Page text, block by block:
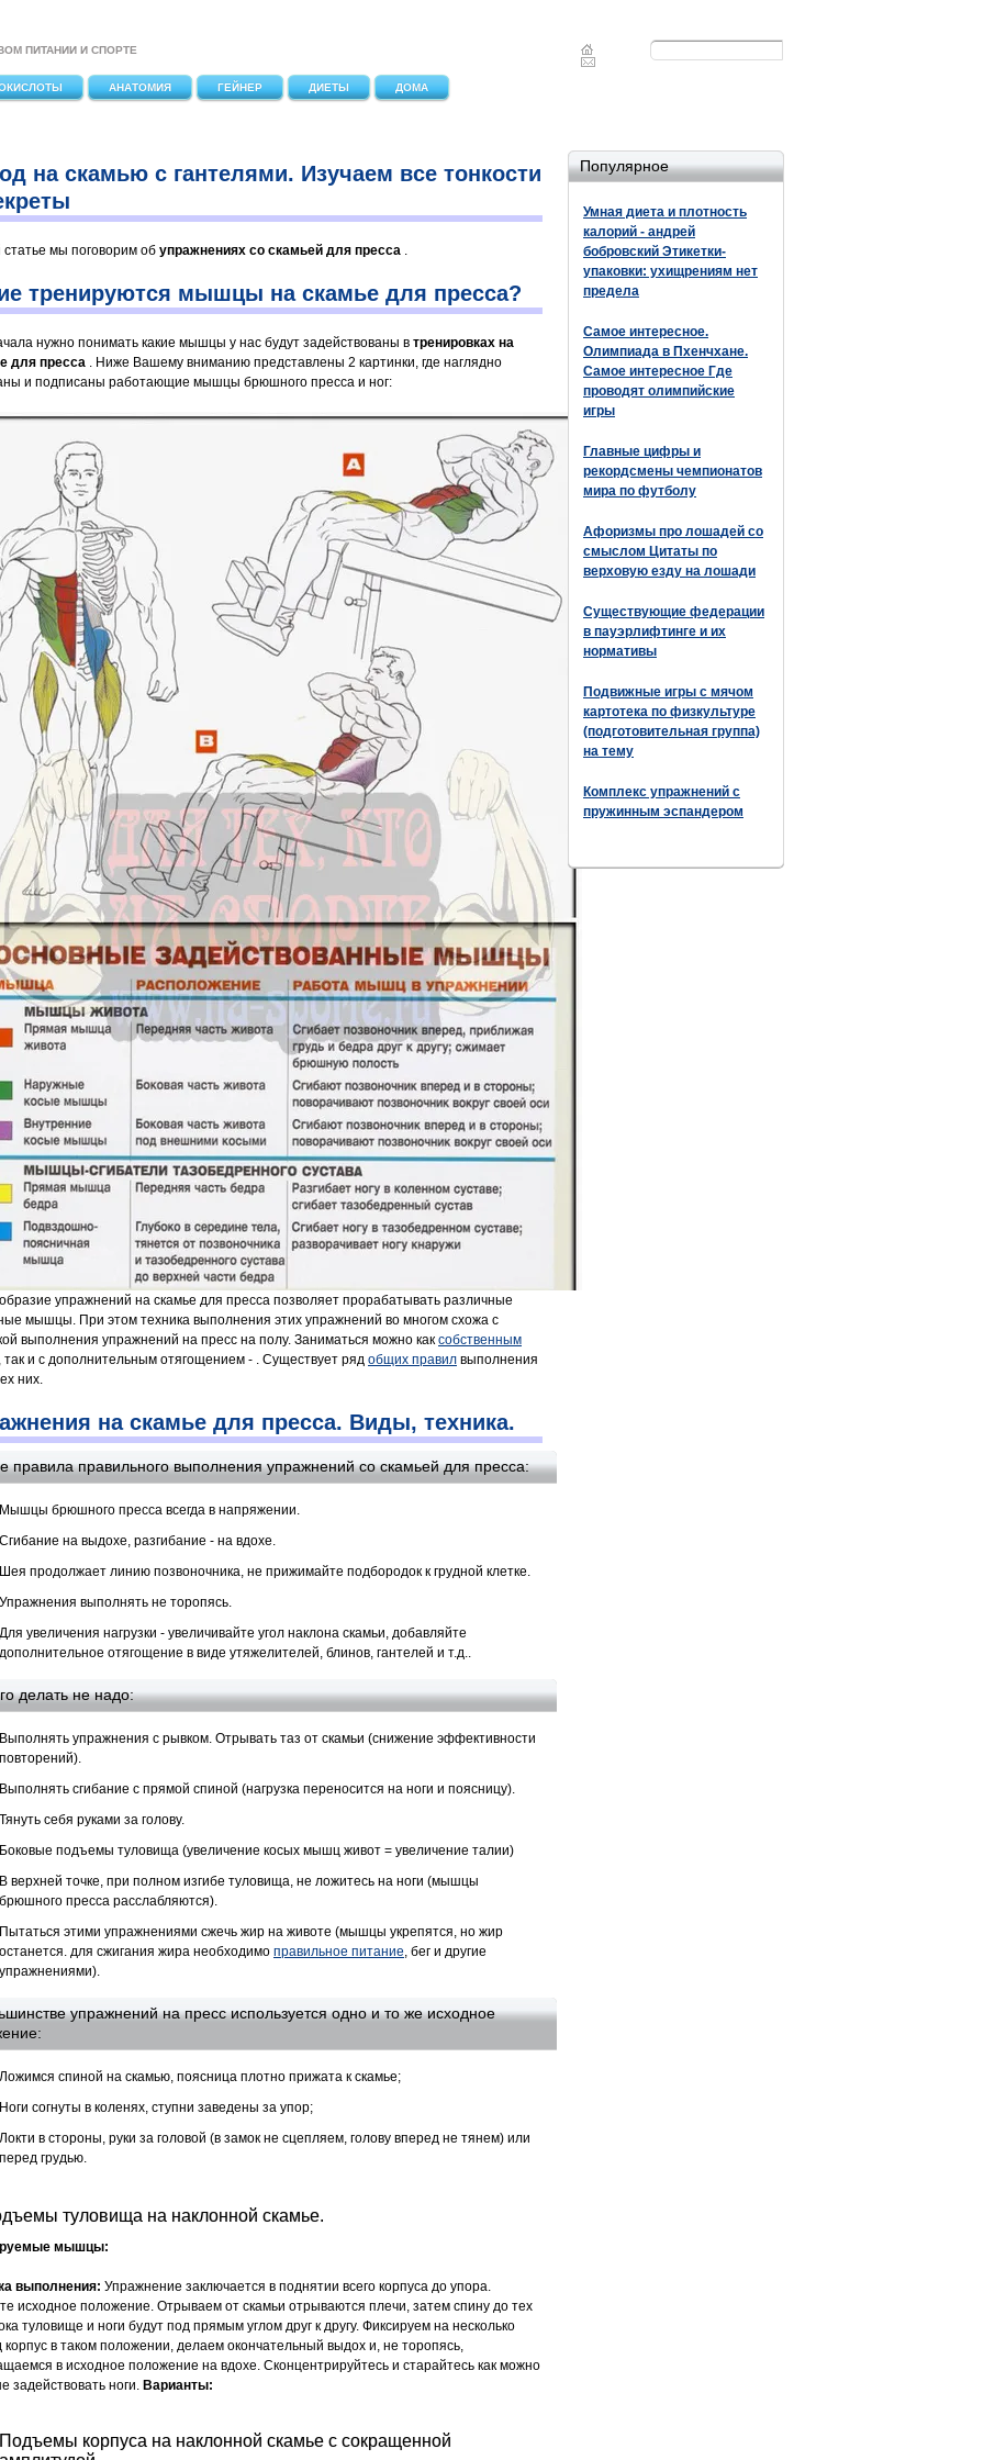
Форма
Поиск
ПИТАНИИ И СПОРТЕ
АНАТОМИЯ ГЕЙНЕР ДИЕТЫ ДОМА
Популярное
Умная диета и плотность
калорий - андрей
бобровский Этикетки-
упаковки: ухищрениям нет
предела
Самое интересное.
Олимпиада в Пхенчхане.
Самое интересное Где
проводят олимпийские
игры
Главные цифры и
рекордсмены чемпионатов
мира по футболу
Афоризмы про лошадей со
смыслом Цитаты по
верховую езду на лошади
Существующие федерации
в пауэрлифтинге и их
нормативы
Подвижные игры с мячом
картотека по физкультуре
(подготовительная группа)
на тему
Комплекс упражнений с
пружинным эспандером
на скамью с гантелями. Изучаем все тонкости
статье мы поговорим об упражнениях со скамьей для пресса .
тренируются мышцы на скамье для пресса?
нужно понимать какие мышцы у нас будут задействованы в тренировках на
для пресса . Ниже Вашему вниманию представлены 2 картинки, где наглядно
и подписаны работающие мышцы брюшного пресса и ног:
упражнений на скамье для пресса позволяет прорабатывать различные
мышцы. При этом техника выполнения этих упражнений во многом схожа с
выполнения упражнений на пресс на полу. Заниматься можно как собственным
, так и с дополнительным отягощением - . Существует ряд общих правил выполнения
них.
на скамье для пресса. Виды, техника.
правила правильного выполнения упражнений со скамьей для пресса:
Мышцы брюшного пресса всегда в напряжении.
Сгибание на выдохе, разгибание - на вдохе.
Шея продолжает линию позвоночника, не прижимайте подбородок к грудной клетке.
Упражнения выполнять не торопясь.
Для увеличения нагрузки - увеличивайте угол наклона скамьи, добавляйте
дополнительное отягощение в виде утяжелителей, блинов, гантелей и т.д..
делать не надо:
Выполнять упражнения с рывком. Отрывать таз от скамьи (снижение эффективности
повторений).
Выполнять сгибание с прямой спиной (нагрузка переносится на ноги и поясницу).
Тянуть себя руками за голову.
Боковые подъемы туловища (увеличение косых мышц живот = увеличение талии)
В верхней точке, при полном изгибе туловища, не ложитесь на ноги (мышцы
брюшного пресса расслабляются).
Пытаться этими упражнениями сжечь жир на животе (мышцы укрепятся, но жир
останется. для сжигания жира необходимо правильное питание, бег и другие
упражнениями).
упражнений на пресс используется одно и то же исходное
Ложимся спиной на скамью, поясница плотно прижата к скамье;
Ноги согнуты в коленях, ступни заведены за упор;
Локти в стороны, руки за головой (в замок не сцепляем, голову вперед не тянем) или
перед грудью.
туловища на наклонной скамье.
мышцы:
выполнения: Упражнение заключается в поднятии всего корпуса до упора.
исходное положение. Отрываем от скамьи отрываются плечи, затем спину до тех
туловище и ноги будут под прямым углом друг к другу. Фиксируем на несколько
корпус в таком положении, делаем окончательный выдох и, не торопясь,
в исходное положение на вдохе. Сконцентрируйтесь и старайтесь как можно
задействовать ноги. Варианты:
Подъемы корпуса на наклонной скамье с сокращенной